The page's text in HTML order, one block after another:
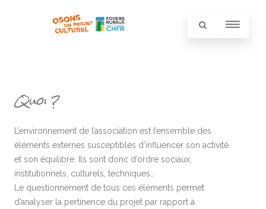
Quoi ?
L’environnement de l’association est l’ensemble des
éléments externes susceptibles d’influencer son activité
et son équilibre. Ils sont donc d’ordre sociaux,
institutionnels, culturels, techniques…
Le questionnement de tous ces éléments permet
d’analyser la pertinence du projet par rapport à